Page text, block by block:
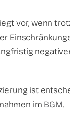
vor, wenn
ist
im BGM.